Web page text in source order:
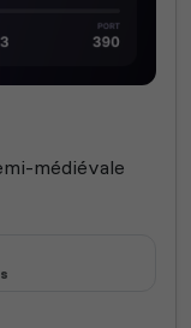
médiévale